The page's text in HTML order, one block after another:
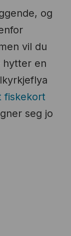
og
vil du
hytter en
fiskekort
seg jo